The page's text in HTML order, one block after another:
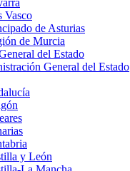
Vasco
de Asturias
de Murcia
del Estado
General del Estado
y León